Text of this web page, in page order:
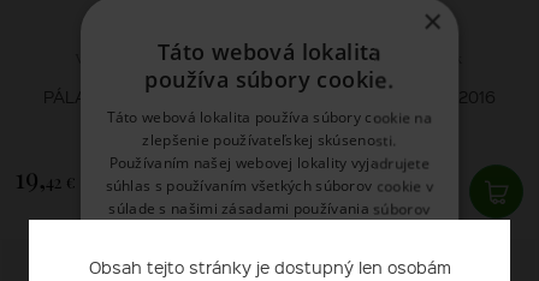
Vinařství Volařík
PÁLAVA TERROIR 2019
19,42 €
Vinařství Volařík
PÁLAVA PURMICE 2016
17, 66 €
Obsah tejto stránky je dostupný len osobám
×
Táto webová lokalita
používa súbory cookie.
Táto webová lokalita používa súbory cookie na
zlepšenie používateľskej skúsenosti.
Používaním našej webovej lokality vyjadrujete
súhlas s používaním všetkých súborov cookie v
súlade s našimi zásadami používania súborov